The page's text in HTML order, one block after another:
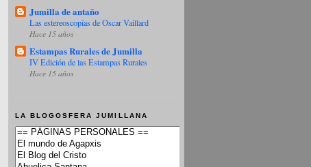
Jumilla de antaño
Las estereoscopías de Oscar Vaillard
Hace 15 años
Estampas Rurales de Jumilla
IV Edición de las Estampas Rurales
Hace 15 años
LA BLOGOSFERA JUMILLANA